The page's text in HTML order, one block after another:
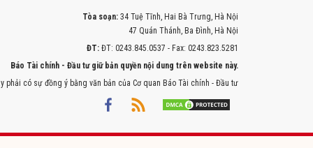
Tòa soạn: 34 Tuệ Tĩnh, Hai Bà Trưng, Hà Nội
47 Quán Thánh, Ba Đình, Hà Nội
ĐT: ĐT: 0243.845.0537 - Fax: 0243.823.5281
Báo Tài chính - Đầu tư giữ bản quyền nội dung trên website này.
có sự đồng ý bằng văn bản của Cơ quan Báo Tài chính - Đầu tư